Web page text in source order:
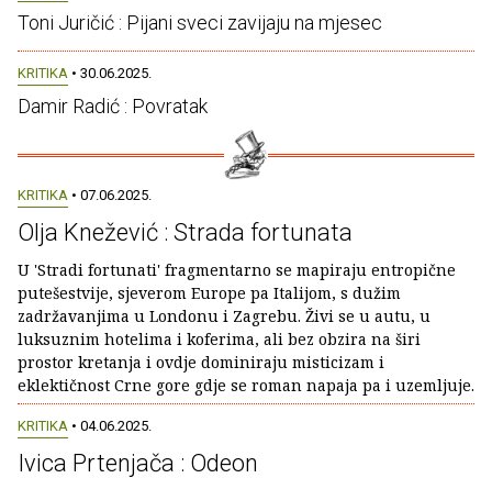
Toni Juričić : Pijani sveci zavijaju na mjesec
KRITIKA • 30.06.2025.
Damir Radić : Povratak
KRITIKA • 07.06.2025.
Olja Knežević : Strada fortunata
U 'Stradi fortunati' fragmentarno se mapiraju entropične
putešestvije, sjeverom Europe pa Italijom, s dužim
zadržavanjima u Londonu i Zagrebu. Živi se u autu, u
luksuznim hotelima i koferima, ali bez obzira na širi
prostor kretanja i ovdje dominiraju misticizam i
eklektičnost Crne gore gdje se roman napaja pa i uzemljuje.
KRITIKA • 04.06.2025.
Ivica Prtenjača : Odeon